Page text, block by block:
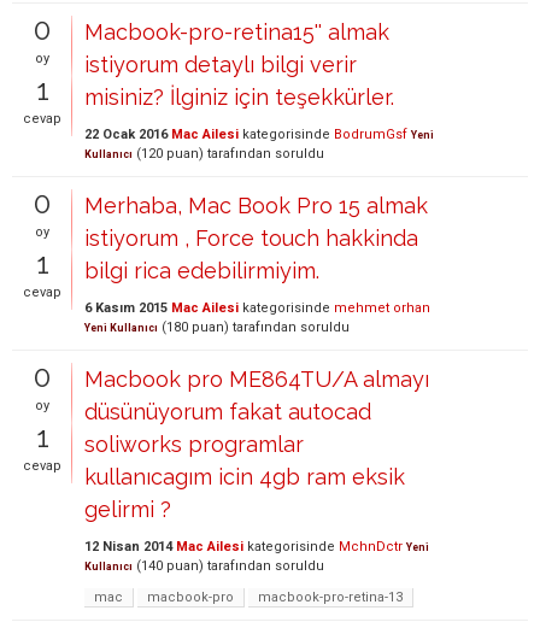
0
oy
1
cevap
Macbook-pro-retina15'' almak
istiyorum detaylı bilgi verir
misiniz? İlginiz için teşekkürler.
22 Ocak 2016 Mac Ailesi kategorisinde BodrumGsf Yeni
Kullanıcı (120 puan) tarafından soruldu
0
oy
1
cevap
Merhaba, Mac Book Pro 15 almak
istiyorum , Force touch hakkinda
bilgi rica edebilirmiyim.
6 Kasım 2015 Mac Ailesi kategorisinde mehmet orhan
Yeni Kullanıcı (180 puan) tarafından soruldu
0
oy
1
cevap
Macbook pro ME864TU/A almayı
düsünüyorum fakat autocad
soliworks programlar
kullanıcagım icin 4gb ram eksik
gelirmi ?
12 Nisan 2014 Mac Ailesi kategorisinde MchnDctr Yeni
Kullanıcı (140 puan) tarafından soruldu
mac
macbook-pro macbook-pro-retina-13